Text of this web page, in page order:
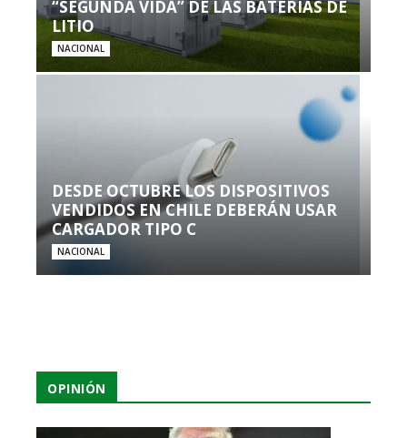
“SEGUNDA VIDA” DE LAS BATERÍAS DE
LITIO
NACIONAL
DESDE OCTUBRE LOS DISPOSITIVOS
VENDIDOS EN CHILE DEBERÁN USAR
CARGADOR TIPO C
NACIONAL
OPINIÓN